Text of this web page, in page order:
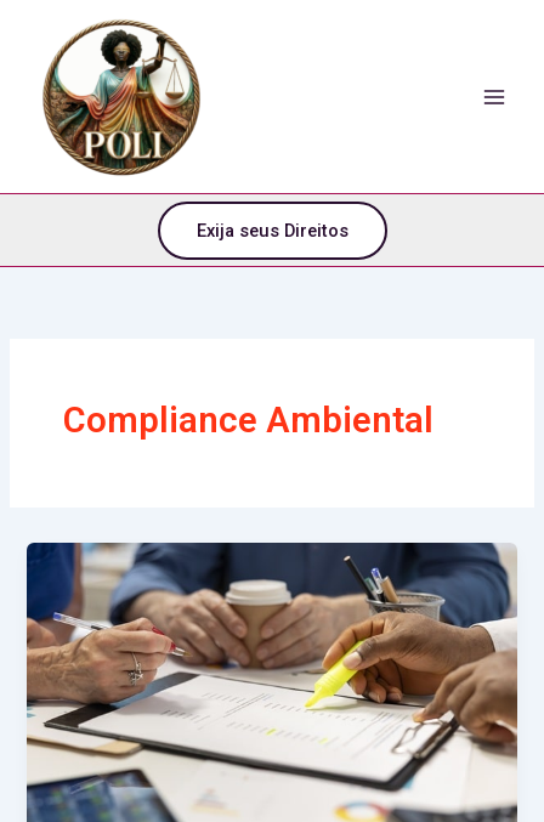
conteúdo
conteúdo
Exija seus Direitos
Compliance Ambiental